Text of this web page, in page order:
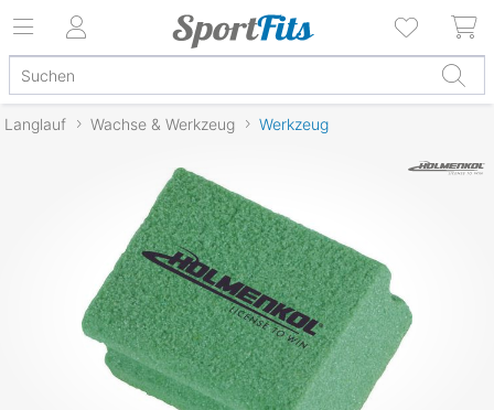
Langlauf Wachse & Werkzeug Werkzeug